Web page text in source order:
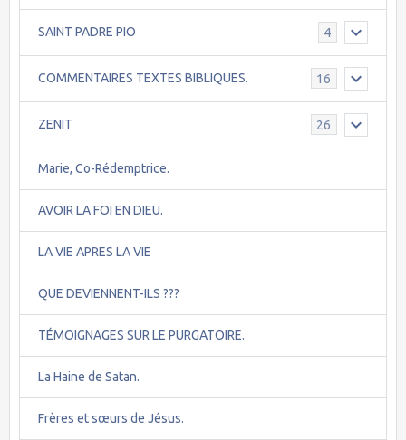
SAINT PADRE PIO 4
COMMENTAIRES TEXTES BIBLIQUES. 16
ZENIT 26
Marie, Co-Rédemptrice.
AVOIR LA FOI EN DIEU.
LA VIE APRES LA VIE
QUE DEVIENNENT-ILS ???
TÉMOIGNAGES SUR LE PURGATOIRE.
La Haine de Satan.
Frères et sœurs de Jésus.